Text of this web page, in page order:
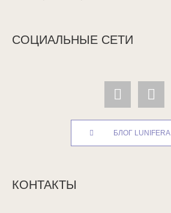
СОЦИАЛЬНЫЕ СЕТИ
БЛОГ LUNIFERA
КОНТАКТЫ